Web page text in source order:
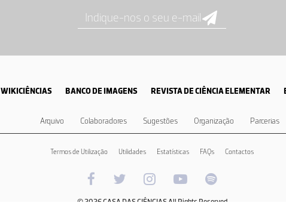
WIKICIÊNCIAS BANCO DE IMAGENS REVISTA DE CIÊNCIA ELEMENTAR
Arquivo Colaboradores Sugestões Organização Parcerias
Termos de Utilização Utilidades Estatísticas FAQs Contactos
© 2026 CASA DAS CIÊNCIAS All Rights Reserved